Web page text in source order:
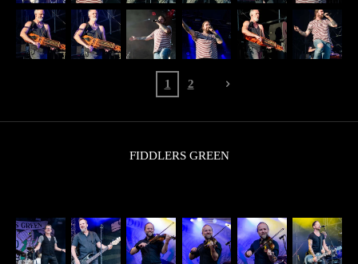
1 2
FIDDLERS GREEN